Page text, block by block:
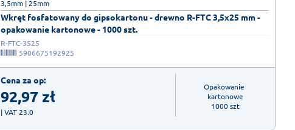
Wkręt fosfatowany do gipsokartonu - drewno R-FTC 3,5x25 mm -
opakowanie kartonowe - 1000 szt.
3,5mm | 25mm
R-FTC-3525
5906675192925
Cena za op:
92,97zł
| VAT 23.0
Opakowanie
kartonowe
1000 szt